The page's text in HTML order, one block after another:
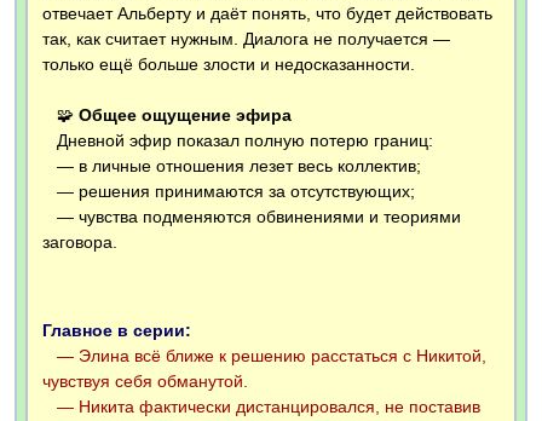
отвечает Альберту и даёт понять, что будет действовать
так, как считает нужным. Диалога не получается —
только ещё больше злости и недосказанности.
🧩 Общее ощущение эфира
Дневной эфир показал полную потерю границ:
— в личные отношения лезет весь коллектив;
— решения принимаются за отсутствующих;
— чувства подменяются обвинениями и теориями
заговора.
Главное в серии:
— Элина всё ближе к решению расстаться с Никитой,
чувствуя себя обманутой.
— Никита фактически дистанцировался, не поставив